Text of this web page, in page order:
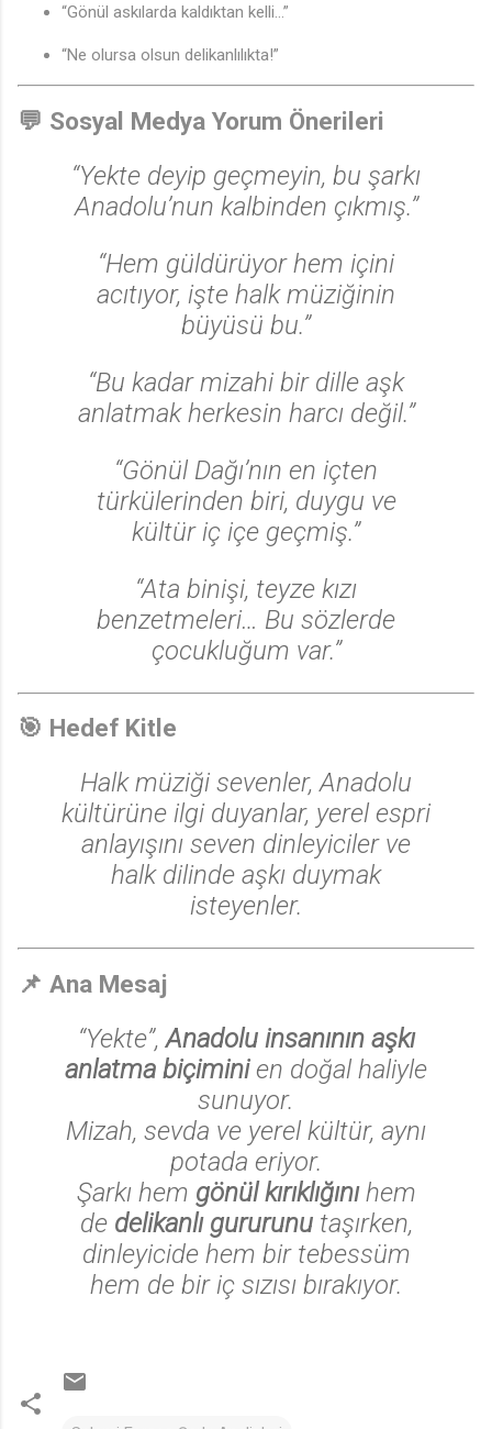
“Gönül askılarda kaldıktan kelli…”
“Ne olursa olsun delikanlılıkta!”
💬 Sosyal Medya Yorum Önerileri
“Yekte deyip geçmeyin, bu şarkı
Anadolu’nun kalbinden çıkmış.”
“Hem güldürüyor hem içini
acıtıyor, işte halk müziğinin
büyüsü bu.”
“Bu kadar mizahi bir dille aşk
anlatmak herkesin harcı değil.”
“Gönül Dağı’nın en içten
türkülerinden biri, duygu ve
kültür iç içe geçmiş.”
“Ata binişi, teyze kızı
benzetmeleri… Bu sözlerde
çocukluğum var.”
🎯 Hedef Kitle
Halk müziği sevenler, Anadolu
kültürüne ilgi duyanlar, yerel espri
anlayışını seven dinleyiciler ve
halk dilinde aşkı duymak
isteyenler.
📌 Ana Mesaj
“Yekte”,Anadolu insanının aşkı
anlatma biçiminien doğal haliyle
sunuyor.
Mizah, sevda ve yerel kültür, aynı
potada eriyor.
Şarkı hem gönül kırıklığınıhem
de delikanlı gururunutaşırken,
dinleyicide hem bir tebessüm
hem de bir iç sızısı bırakıyor.